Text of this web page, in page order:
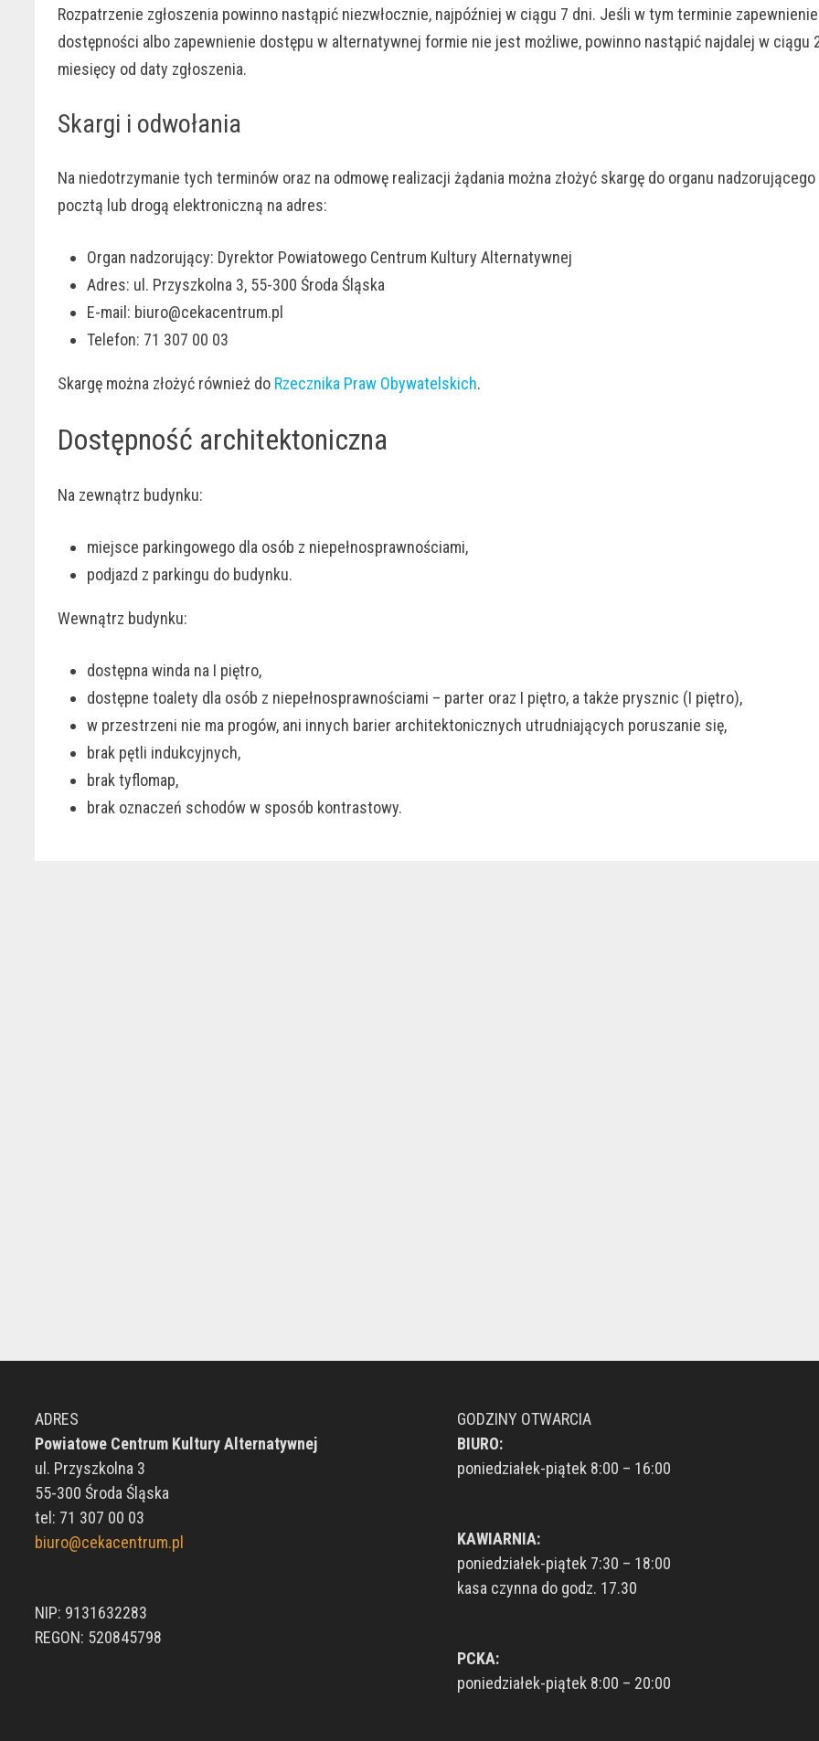
Rozpatrzenie zgłoszenia powinno nastąpić niezwłocznie, najpóźniej w ciągu 7 dni. Jeśli w tym terminie zapewnienie
dostępności albo zapewnienie dostępu w alternatywnej formie nie jest możliwe, powinno nastąpić najdalej w ciągu
miesięcy od daty zgłoszenia.
Skargi i odwołania
Na niedotrzymanie tych terminów oraz na odmowę realizacji żądania można złożyć skargę do organu nadzorującego
pocztą lub drogą elektroniczną na adres:
Organ nadzorujący: Dyrektor Powiatowego Centrum Kultury Alternatywnej
Adres: ul. Przyszkolna 3, 55-300 Środa Śląska
E-mail: biuro@cekacentrum.pl
Telefon: 71 307 00 03
Skargę można złożyć również do Rzecznika Praw Obywatelskich.
Dostępność architektoniczna
Na zewnątrz budynku:
miejsce parkingowego dla osób z niepełnosprawnościami,
podjazd z parkingu do budynku.
Wewnątrz budynku:
dostępna winda na I piętro,
dostępne toalety dla osób z niepełnosprawnościami – parter oraz I piętro, a także prysznic (I piętro),
w przestrzeni nie ma progów, ani innych barier architektonicznych utrudniających poruszanie się,
brak pętli indukcyjnych,
brak tyflomap,
brak oznaczeń schodów w sposób kontrastowy.
ADRES
Powiatowe Centrum Kultury Alternatywnej
ul. Przyszkolna 3
55-300 Środa Śląska
tel: 71 307 00 03
biuro@cekacentrum.pl
NIP: 9131632283
REGON: 520845798
GODZINY OTWARCIA
BIURO:
poniedziałek-piątek 8:00 – 16:00
KAWIARNIA:
poniedziałek-piątek 7:30 – 18:00
kasa czynna do godz. 17.30
PCKA:
poniedziałek-piątek 8:00 – 20:00